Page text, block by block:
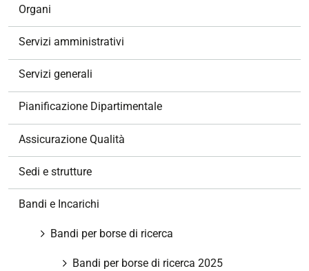
Organi
Servizi amministrativi
Servizi generali
Pianificazione Dipartimentale
Assicurazione Qualità
Sedi e strutture
Bandi e Incarichi
Bandi per borse di ricerca
Bandi per borse di ricerca 2025